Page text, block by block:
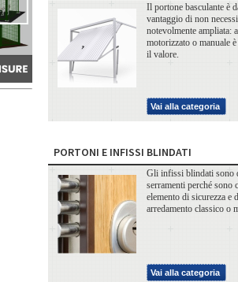
Il portone basculante è
vantaggio di non
notevolmente ampliata:
motorizzato o manuale
il valore.
Vai alla categoria
PORTONI E INFISSI BLINDATI
Gli infissi blindati sono
serramenti perché
elemento di sicurezza e
arredamento classico o
Vai alla categoria